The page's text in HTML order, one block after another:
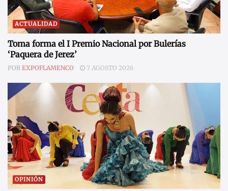
ACTUALIDAD
Toma forma el I Premio Nacional por Bulerías
‘Paquera de Jerez’
POR EXPOFLAMENCO 7 AGOSTO 2026
OPINIÓN